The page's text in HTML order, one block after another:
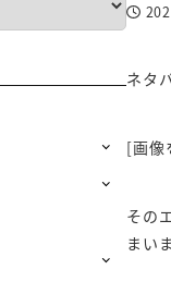
投稿日
ネタ
[画像
その
まい